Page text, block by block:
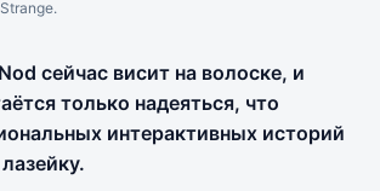
сейчас висит на волоске, и
только надеяться, что
интерактивных историй